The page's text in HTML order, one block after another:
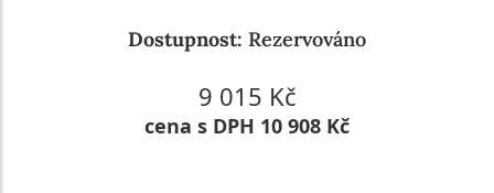
Dostupnost: Rezervováno
9 015 Kč
cena s DPH 10 908 Kč